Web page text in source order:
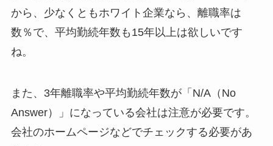
から、少なくともホワイト企業なら、離職率は
数％で、平均勤続年数も15年以上は欲しいです
ね。
また、3年離職率や平均勤続年数が「N/A（No
Answer）」になっている会社は注意が必要です。
会社のホームページなどでチェックする必要があ